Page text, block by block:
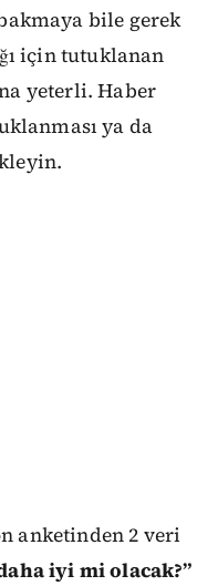
bile gerek
için tutuklanan
yeterli. Haber
ya da
anketinden 2 veri
iyi mi olacak?”